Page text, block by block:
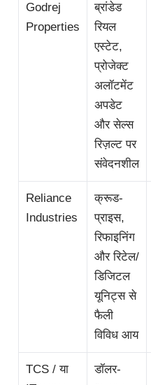
Godrej
Properties
ब्रांडेड
रियल
एस्टेट,
प्रोजेक्ट
अलॉटमेंट
अपडेट
और सेल्स
रिज़ल्ट पर
संवेदनशील
Reliance
Industries
क्रूड-
प्राइस,
रिफाइनिंग
और रिटेल/
डिजिटल
यूनिट्स से
फैली
विविध आय
TCS / या
डॉलर-